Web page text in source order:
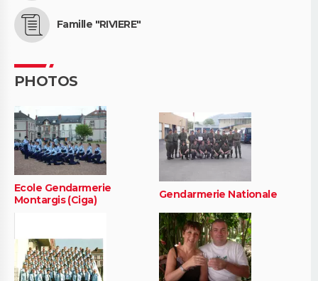
Famille "RIVIERE"
PHOTOS
Ecole Gendarmerie
Montargis (Ciga)
Gendarmerie Nationale